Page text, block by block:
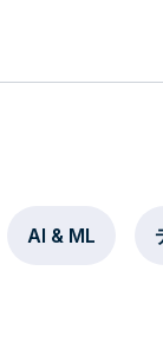
AI & ML